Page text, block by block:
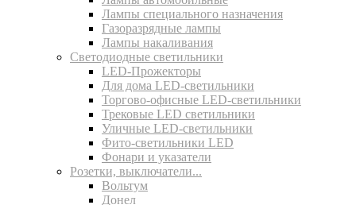
Лампы специального назначения
Газоразрядные лампы
Лампы накаливания
Светодиодные светильники
LED-Прожекторы
Для дома LED-светильники
Торгово-офисные LED-светильники
Трековые LED светильники
Уличные LED-светильники
Фито-светильники LED
Фонари и указатели
Розетки, выключатели...
Вольтум
Донел